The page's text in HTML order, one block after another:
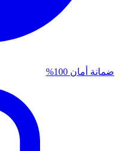
ضمانة أمان 100%